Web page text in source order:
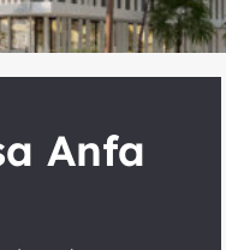
Anfa